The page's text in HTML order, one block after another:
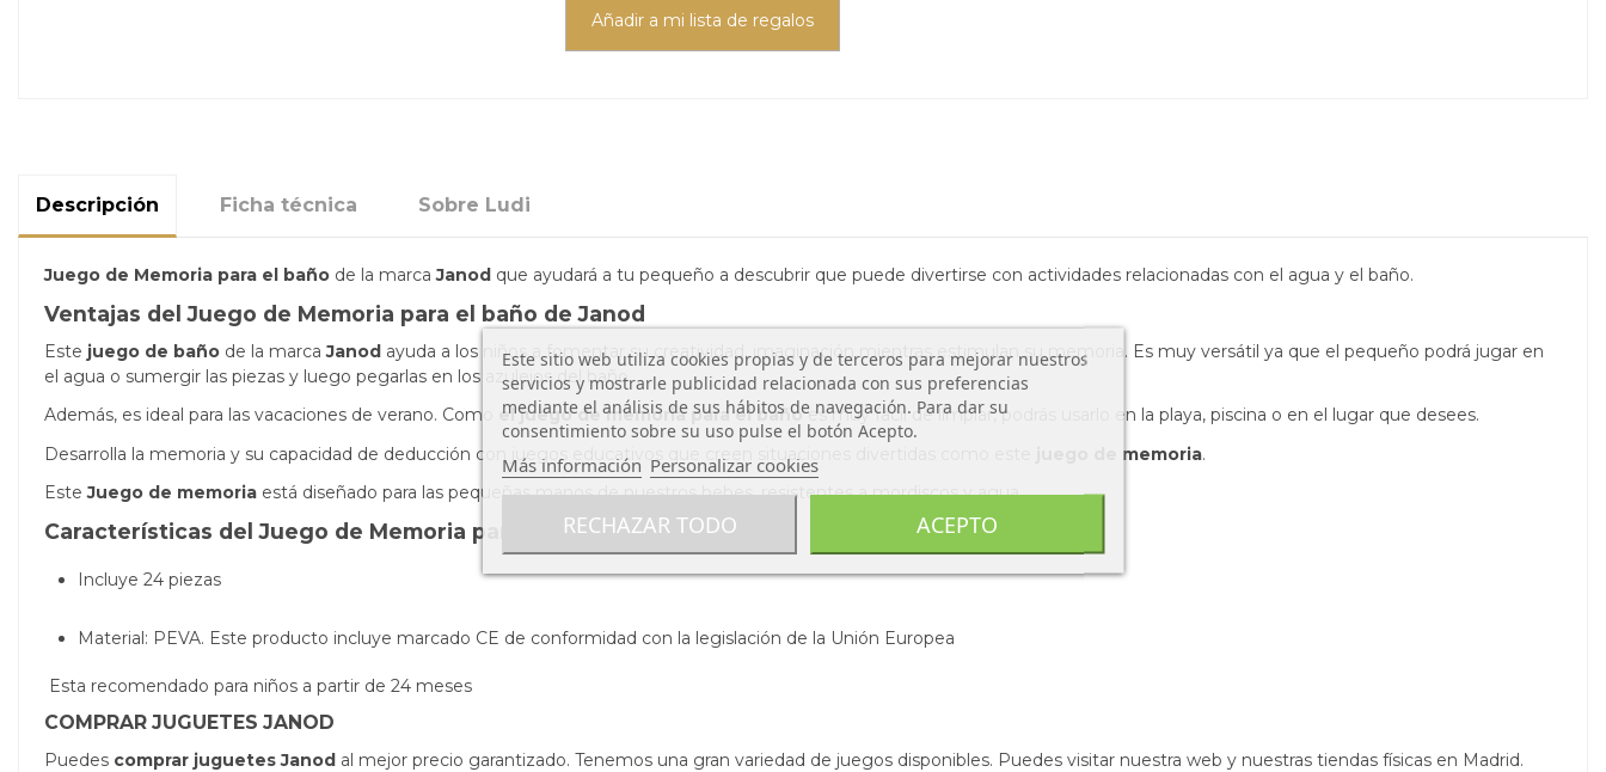
Añadir a mi lista de regalos
Descripción Ficha técnica Sobre Ludi
Juego de Memoria para el baño de la marcaJanod que ayudará a tu pequeño a descubrir que puede divertirse con actividades relacionadas con el agua y el baño.
Ventajas del Juego de Memoria para el baño de Janod
Este juego de baño de la marca Janod ayuda a los niños a fomentar su creatividad, imaginación mientras estimulan su memoria. Es muy versátil ya que el pequeño podrá jugar en
el agua o sumergir las piezas y luego pegarlas en los azulejos del baño.
Además, es ideal para las vacaciones de verano. Como
el juego de memoria para el bañoes muy facil de limpiar, podrás usarlo en la playa, piscina o en el lugar que desees.
Desarrolla la memoria y su capacidad de deducción con juegos educativos que creen situaciones divertidas como este
juego de memoria.
Este Juego de memoria está diseñado para las pequeñas manos de nuestros bebes, resistentes a mordiscos y agua.
Características del Juego de Memoria para el bañode Janod
Incluye 24 piezas
Material: PEVA. Este producto incluye marcado CE de conformidad con la legislación de la Unión Europea
Esta recomendado para niños a partir de 24 meses
COMPRAR JUGUETES JANOD
Puedes comprar juguetes Janod al mejor precio garantizado. Tenemos una gran variedad de juegos disponibles. Puedes visitar nuestra web y nuestras tiendas físicas en Madrid.
Este sitio web utiliza cookies propias y de terceros para mejorar nuestros
servicios y mostrarle publicidad relacionada con sus preferencias
mediante el análisis de sus hábitos de navegación. Para dar su
consentimiento sobre su uso pulse el botón Acepto.
Más información Personalizar cookies
RECHAZAR TODO ACEPTO